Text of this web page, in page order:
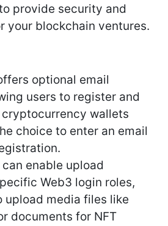
provide security and
your blockchain ventures.
optional email
users to register and
wallets
choice to enter an email
enable upload
Web3 login roles,
upload media files like
documents for NFT